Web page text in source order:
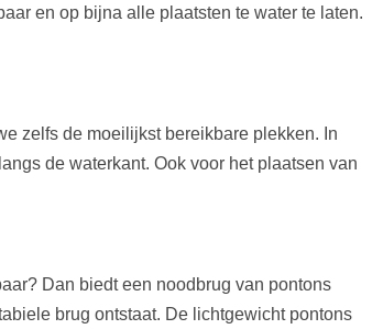
en op bijna alle plaatsten te water te laten.
zelfs de moeilijkst bereikbare plekken. In
de waterkant. Ook voor het plaatsen van
Dan biedt een noodbrug van pontons
brug ontstaat. De lichtgewicht pontons